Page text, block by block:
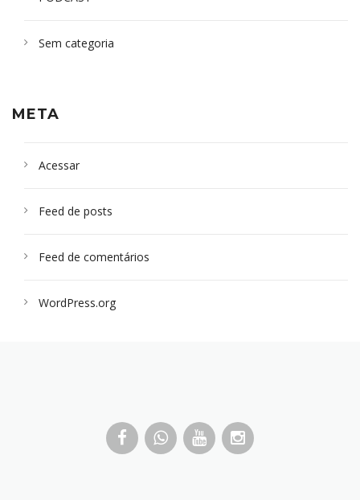
Sem categoria
META
Acessar
Feed de posts
Feed de comentários
WordPress.org